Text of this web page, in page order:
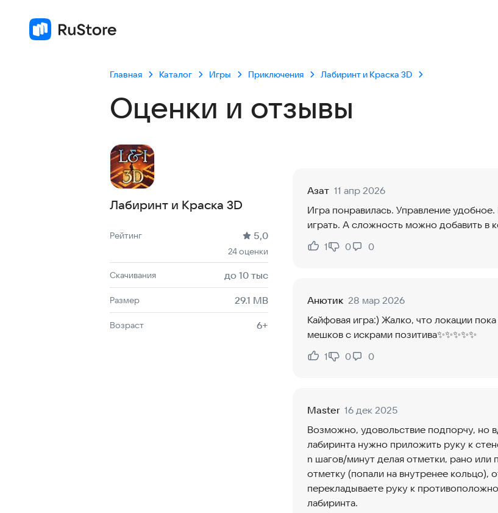
Главная Каталог Игры Приключения Лабиринт и Краска 3D
Оценки и отзывы
Лабиринт и Краска 3D
Рейтинг: 5,0, 24 оценки
Скачиваний: до 10 тыс
Размер файла: 29.1 MB
Возрастное ограничение: 29.1 MB
Рейтинг 5,0
24 оценки
Скачивания до 10 тыс
Размер 29.1 MB
Возраст 6+
Азат 11 апр 2026
Игра понравилась. Управление
играть. А сложность можно добавить в
Нравится:
1
Не нравится:
0 0
Анютик 28 мар 2026
Кайфовая игра:) Жалко, что локации
мешков с искрами позитива✨✨✨✨✨
Нравится:
1
Не нравится:
0 0
Master 16 дек 2025
Возможно, удовольствие подпорчу, но
лабиринта нужно приложить руку к
n шагов/минут делая отметки, рано или
отметку (попали на внутренее
перекладываете руку к
лабиринта.